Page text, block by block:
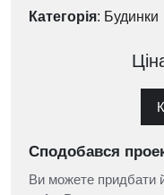
Категорія: Будинки
Сподобався
Ви можете придбати